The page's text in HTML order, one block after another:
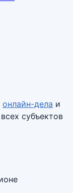
онлайн-дела и
субъектов